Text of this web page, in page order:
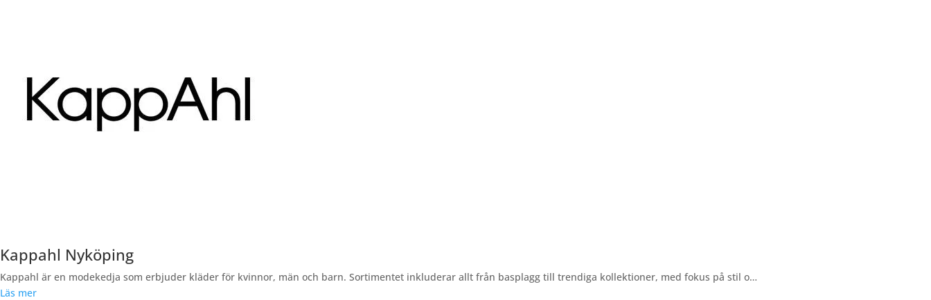
Kappahl Nyköping
Kappahl är en modekedja som erbjuder kläder för kvinnor, män och barn. Sortimentet inkluderar allt från basplagg till trendiga kollektioner, med fokus på stil o…
Läs mer